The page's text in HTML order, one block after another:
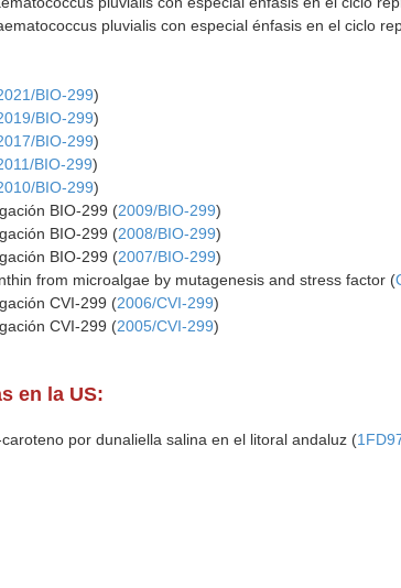
pluvialis con especial énfasis en el ciclo
BIO-299)
BIO-299)
BIO-299)
BIO-299)
BIO-299)
BIO-299 (2009/BIO-299)
BIO-299 (2008/BIO-299)
BIO-299 (2007/BIO-299)
from microalgae by mutagenesis and stress factor (
CVI-299 (2006/CVI-299)
CVI-299 (2005/CVI-299)
en la US:
por dunaliella salina en el litoral andaluz (